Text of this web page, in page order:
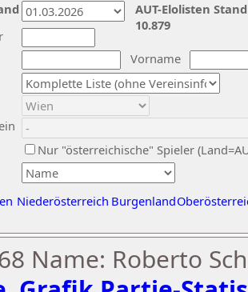
Vorname
Nur "österreichische" Spieler
Niederösterreich Burgenland
AUT-Elolisten
10.879
Name: Roberto